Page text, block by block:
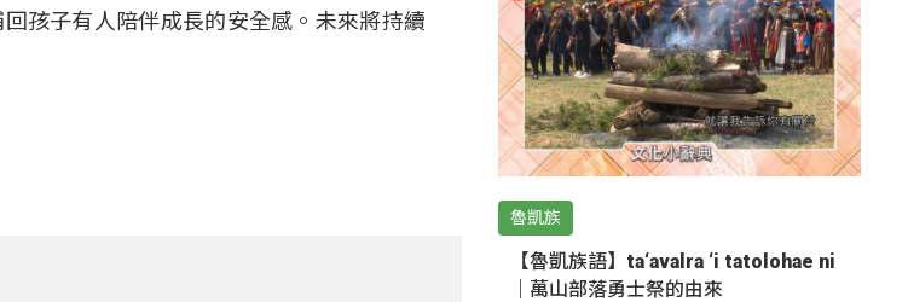
孩子有人陪伴成長的安全感。未來將持續
魯凱族
【魯凱族語】ta‘avalra ‘i tatolohae ni
｜萬山部落勇士祭的由來